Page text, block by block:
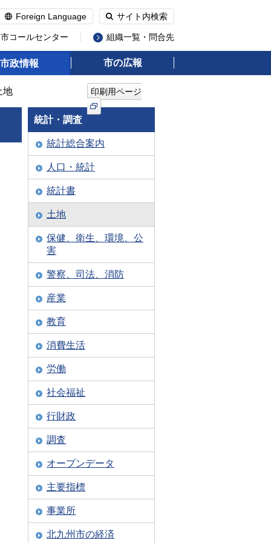
Foreign Language サイト内検索
コールセンター 組織一覧・問合先
市政情報 市の広報
地 印刷用ページ
統計・調査
統計総合案内
人口・統計
統計書
土地
保健、衛生、環境、公
害
警察、司法、消防
産業
教育
消費生活
労働
社会福祉
行財政
調査
オープンデータ
主要指標
事業所
北九州市の経済